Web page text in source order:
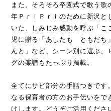
また、そろそろ卒園式で歌う歌
年ＰｒｉＰｒｉのために新沢と
いた、しみじみ感動を呼ぶ「こ
児に贈る「あしたも ともだち
んと」など、シーン別に選ぶ、
グの楽譜もたっぷり掲載。
全てにサビ部分の手話つきです
なる保育者の方のお手伝いをで
けします。どうぞご活用くださ